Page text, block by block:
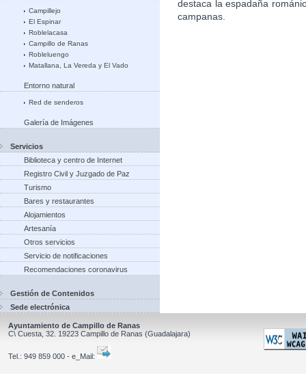
Campillejo
El Espinar
Roblelacasa
Campillo de Ranas
Robleluengo
Matallana, La Vereda y El Vado
Entorno natural
Red de senderos
Galería de Imágenes
Servicios
Biblioteca y centro de Internet
Registro Civil y Juzgado de Paz
Turismo
Bares y restaurantes
Alojamientos
Artesanía
Otros servicios
Servicio de notificaciones
Recomendaciones coronavirus
Gestión de Contenidos
Sede electrónica
destaca la espadaña
campanas.
Ayuntamiento de Campillo de Ranas
C\ Cuesta, 32. 19223 Campillo de Ranas (Guadalajara)
Tel.: 949 859 000 - e_Mail: